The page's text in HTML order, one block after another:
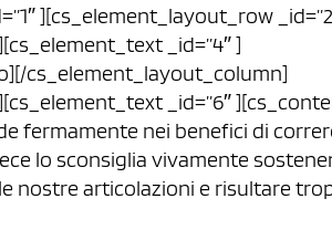
][cs_element_layout_row
_id=”4″ ]
cs_element_layout_column]
_id=”6″
fermamente nei benefici di
lo sconsiglia vivamente
nostre articolazioni e risultare